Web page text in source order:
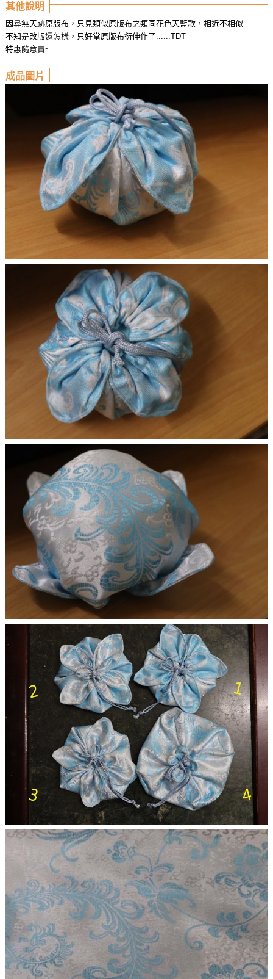
其他說明
因尋無天跡原版布，只見類似原版布之類同花色天藍款，相近不相似
不知是改版還怎樣，只好當原版布衍伸作了......TDT
特惠隨意賣~
成品圖片